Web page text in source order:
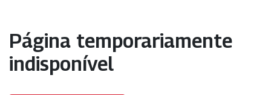
Página temporariamente
indisponível